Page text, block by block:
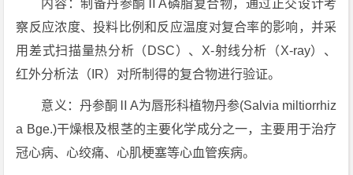
内容：制备丹参酮ⅡA磷脂复合物，通过正交设计考
察反应浓度、投料比例和反应温度对复合率的影响，并采
用差式扫描量热分析（DSC）、X-射线分析（X-ray）、
红外分析法（IR）对所制得的复合物进行验证。
意义：丹参酮ⅡA为唇形科植物丹参(Salvia miltiorrhiz
a Bge.)干燥根及根茎的主要化学成分之一，主要用于治疗
冠心病、心绞痛、心肌梗塞等心血管疾病。